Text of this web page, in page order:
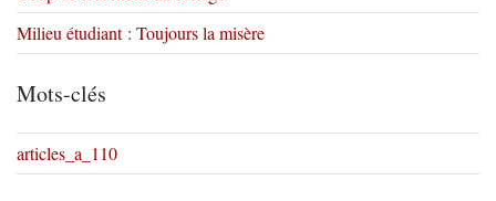
Milieu étudiant : Toujours la misère
Mots-clés
articles_a_110